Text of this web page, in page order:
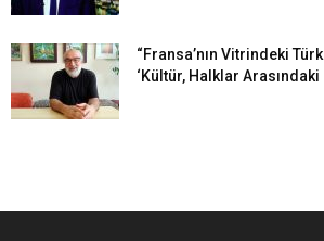
“Fransa’nın Vitrindeki
‘Kültür, Halklar